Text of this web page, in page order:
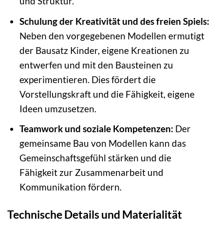
Schulung der Kreativität und des freien Spiels:
Neben den vorgegebenen Modellen ermutigt
der Bausatz Kinder, eigene Kreationen zu
entwerfen und mit den Bausteinen zu
experimentieren. Dies fördert die
Vorstellungskraft und die Fähigkeit, eigene
Ideen umzusetzen.
Teamwork und soziale Kompetenzen: Der
gemeinsame Bau von Modellen kann das
Gemeinschaftsgefühl stärken und die
Fähigkeit zur Zusammenarbeit und
Kommunikation fördern.
Technische Details und Materialität